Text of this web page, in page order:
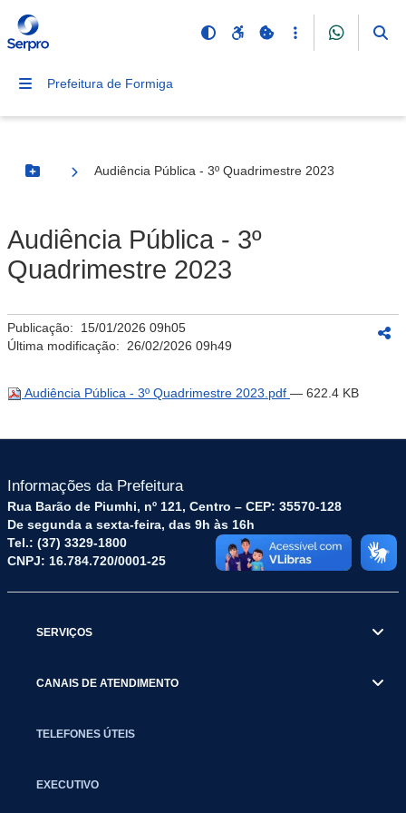
Prefeitura de Formiga
Botão Menu
Audiência Pública - 3º Quadrimestre 2023
Audiência Pública - 3º
Quadrimestre 2023
Publicação: 15/01/2026 09h05
Última modificação: 26/02/2026 09h49
Audiência Pública - 3º Quadrimestre 2023.pdf — 622.4 KB
Informações da Prefeitura
Rua Barão de Piumhi, nº 121, Centro – CEP: 35570-128
De segunda a sexta-feira, das 9h às 16h
Tel.: (37) 3329-1800
CNPJ: 16.784.720/0001-25
SERVIÇOS
CANAIS DE ATENDIMENTO
TELEFONES ÚTEIS
EXECUTIVO